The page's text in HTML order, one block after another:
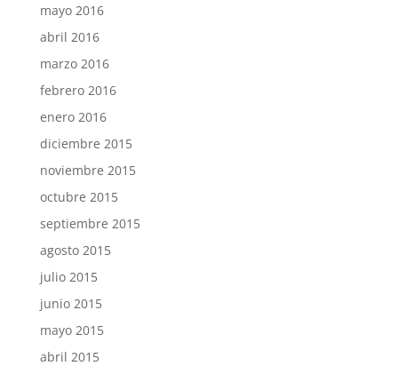
mayo 2016
abril 2016
marzo 2016
febrero 2016
enero 2016
diciembre 2015
noviembre 2015
octubre 2015
septiembre 2015
agosto 2015
julio 2015
junio 2015
mayo 2015
abril 2015